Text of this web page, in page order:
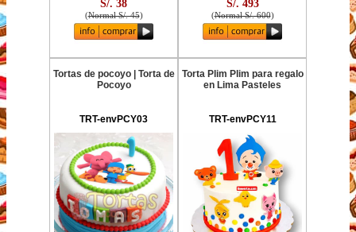
S/. 38
(Normal S/. 45)
S/. 493
(Normal S/. 600)
Tortas de pocoyo | Torta de
Pocoyo
TRT-envPCY03
Torta Plim Plim para regalo
en Lima Pasteles
TRT-envPCY11